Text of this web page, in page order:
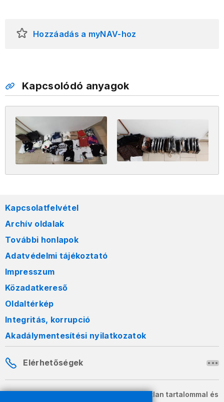
Hozzáadás a myNAV-hoz
Kapcsolódó anyagok
Kapcsolatfelvétel
Archív oldalak
További honlapok
Adatvédelmi tájékoztató
Impresszum
Közadatkereső
Oldaltérkép
Integritás, korrupció
Akadálymentesítési nyilatkozatok
Elérhetőségek
A honlapon szereplő információk változatlan tartalommal és